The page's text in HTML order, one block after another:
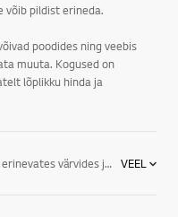
võib pildist erineda.
poodides ning veebis
muuta. Kogused on
lõplikku hinda ja
LG täiustatud disainiga pesumasinad on erinevates värvides ja kasutajasõbralike juhtpaneelidega, omades ka vajalikke suvandeid ja soovitud jõudlust. Kuidas valida pesumasinat? Milline pesumasin on sulle sobilik kas eestlaetavad pesumasinad, kitsad pesumasinad, kuivatiga pesumasinad? Pesumasina valimine võib olla keeruline, kuid LG valik on nii uuenduslik ja hea, et ostu keerulisus kaob. LG pesumasinate seeria (nii suur kui ka väike pesumasin) ja lai valik pakub uuenduslikke funktsioone, sealhulgas järgmisi. Loe edasi ja vastame, millist pesumasinat osta. VEEL